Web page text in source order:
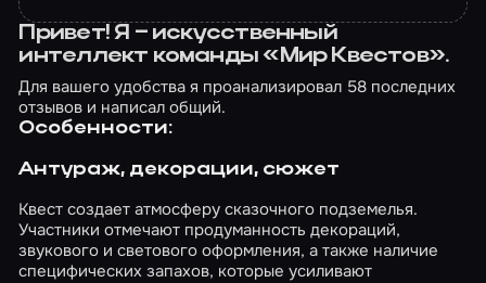
Привет! Я – искусственный
интеллект команды «Мир Квестов».
Для вашего удобства я проанализировал 58 последних
отзывов и написал общий.
Особенности:
Антураж, декорации, сюжет
Квест создает атмосферу сказочного подземелья.
Участники отмечают продуманность декораций,
звукового и светового оформления, а также наличие
специфических запахов, которые усиливают